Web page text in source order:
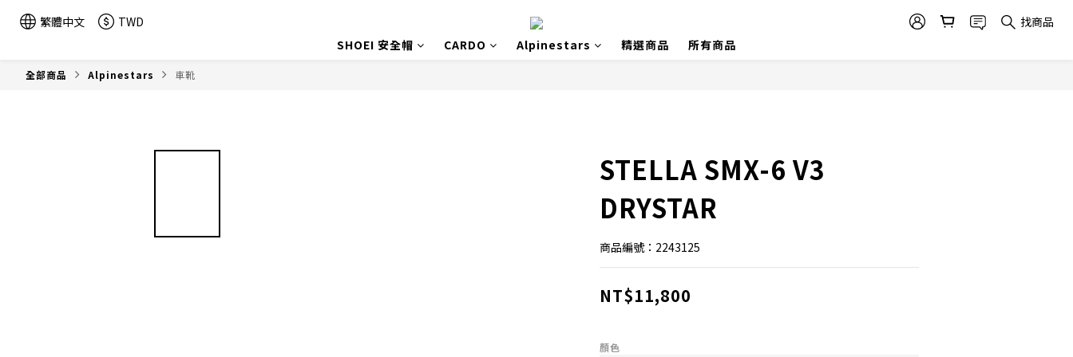
繁體中文 TWD
找商品
SHOEI 安全帽
CARDO Alpinestars 精選商品 所有商品
全部商品 Alpinestars 車靴
STELLA SMX-6 V3
DRYSTAR
商品編號：2243125
NT$11,800
顏色